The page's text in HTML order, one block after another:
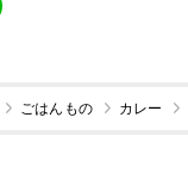
ごはんもの カレー